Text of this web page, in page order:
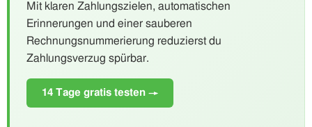
Mit klaren Zahlungszielen, automatischen
Erinnerungen und einer sauberen
Rechnungsnummerierung reduzierst du
Zahlungsverzug spürbar.
14 Tage gratis testen →